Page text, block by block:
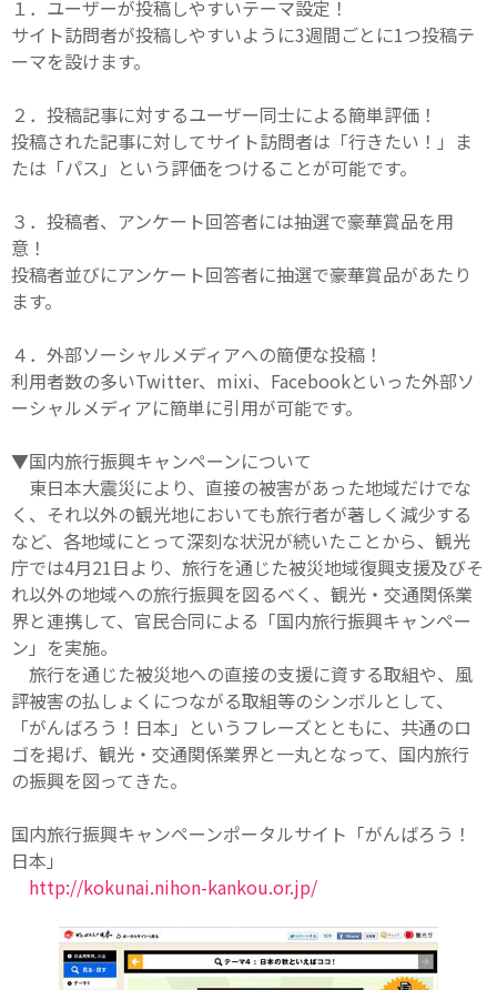
１．ユーザーが投稿しやすいテーマ設定！
サイト訪問者が投稿しやすいように3週間ごとに1つ投稿テ
ーマを設けます。
２．投稿記事に対するユーザー同士による簡単評価！
投稿された記事に対してサイト訪問者は「行きたい！」ま
たは「パス」という評価をつけることが可能です。
３．投稿者、アンケート回答者には抽選で豪華賞品を用
意！
投稿者並びにアンケート回答者に抽選で豪華賞品があたり
ます。
４．外部ソーシャルメディアへの簡便な投稿！
利用者数の多いTwitter、mixi、Facebookといった外部ソ
ーシャルメディアに簡単に引用が可能です。
▼国内旅行振興キャンペーンについて
東日本大震災により、直接の被害があった地域だけでな
く、それ以外の観光地においても旅行者が著しく減少する
など、各地域にとって深刻な状況が続いたことから、観光
庁では4月21日より、旅行を通じた被災地域復興支援及びそ
れ以外の地域への旅行振興を図るべく、観光・交通関係業
界と連携して、官民合同による「国内旅行振興キャンペー
ン」を実施。
旅行を通じた被災地への直接の支援に資する取組や、風
評被害の払しょくにつながる取組等のシンボルとして、
「がんばろう！日本」というフレーズとともに、共通のロ
ゴを掲げ、観光・交通関係業界と一丸となって、国内旅行
の振興を図ってきた。
国内旅行振興キャンペーンポータルサイト「がんばろう！
日本」
http://kokunai.nihon-kankou.or.jp/